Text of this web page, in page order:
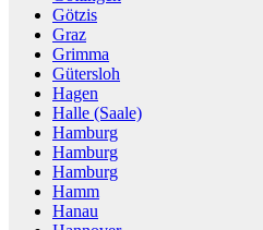
Götzis
Graz
Grimma
Gütersloh
Hagen
Halle (Saale)
Hamburg
Hamburg
Hamburg
Hamm
Hanau